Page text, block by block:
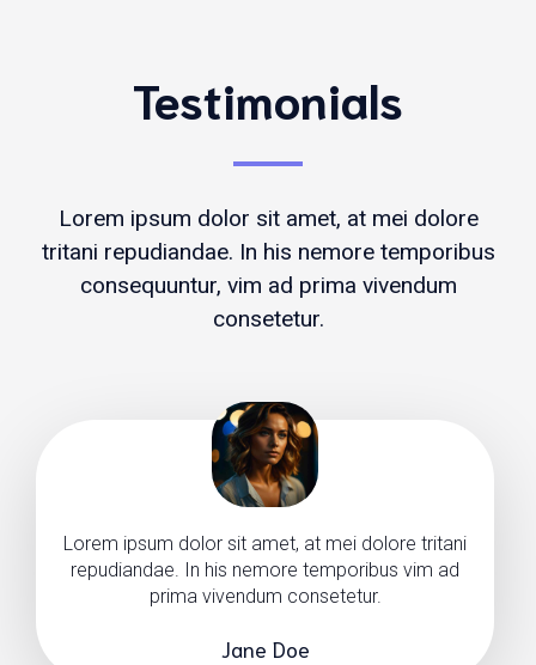
Testimonials
Lorem ipsum dolor sit amet, at mei dolore
tritani repudiandae. In his nemore temporibus
consequuntur, vim ad prima vivendum
consetetur.
Lorem ipsum dolor sit amet, at mei dolore tritani
repudiandae. In his nemore temporibus vim ad
prima vivendum consetetur.
Jane Doe